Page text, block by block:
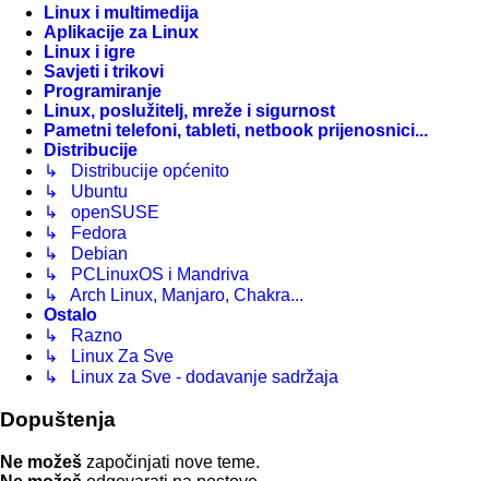
Linux i multimedija
Aplikacije za Linux
Linux i igre
Savjeti i trikovi
Programiranje
Linux, poslužitelj, mreže i sigurnost
Pametni telefoni, tableti, netbook prijenosnici...
Distribucije
↳ Distribucije općenito
↳ Ubuntu
↳ openSUSE
↳ Fedora
↳ Debian
↳ PCLinuxOS i Mandriva
↳ Arch Linux, Manjaro, Chakra...
Ostalo
↳ Razno
↳ Linux Za Sve
↳ Linux za Sve - dodavanje sadržaja
Dopuštenja
Ne možeš započinjati nove teme.